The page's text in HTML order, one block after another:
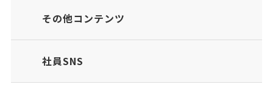
その他コンテンツ
社員SNS